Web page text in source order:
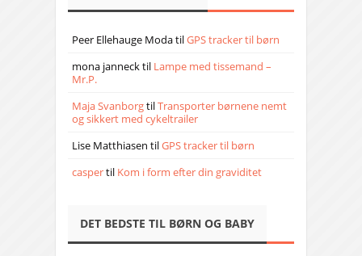
Peer Ellehauge ModatilGPS tracker til børn
mona jannecktil Lampe med tissemand –
Mr.P.
Maja SvanborgtilTransporter børnene nemt
og sikkert med cykeltrailer
Lise Matthiasen tilGPS tracker til børn
caspertil Kom i form efter din graviditet
DET BEDSTE TIL BØRN OG BABY